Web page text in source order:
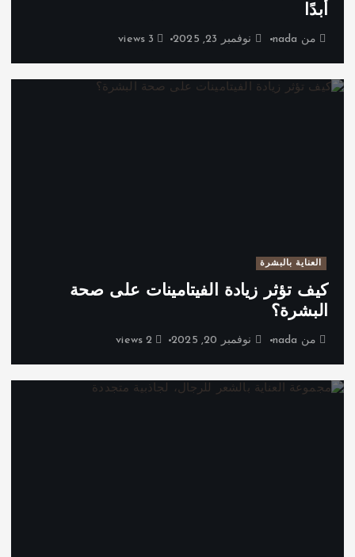
أبدًا
من nada نوفمبر 23, 2025
العناية بالبشرة
كيف تؤثر زيادة الفيتامينات على صحة
البشرة؟
من nada نوفمبر 20, 2025